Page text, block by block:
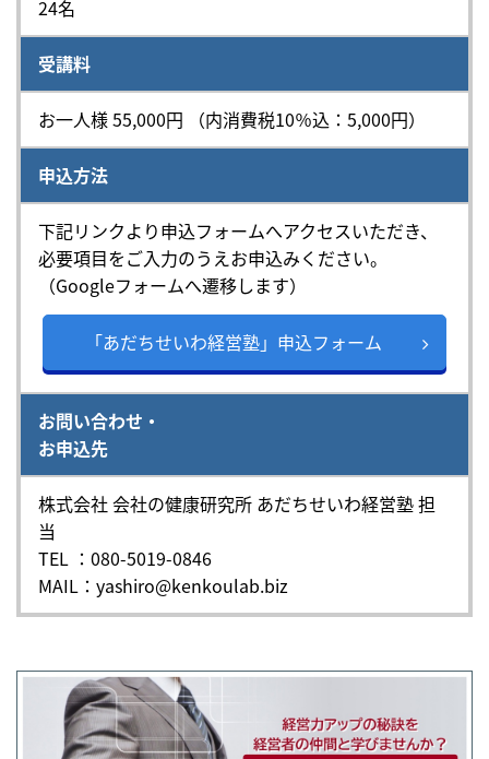
24名
受講料
お一人様 55,000円 （内消費税10％込：5,000円）
申込方法
下記リンクより申込フォームへアクセスいただき、
必要項目をご入力のうえお申込みください。
（Googleフォームへ遷移します）
「あだちせいわ経営塾」申込フォーム
お問い合わせ・
お申込先
株式会社 会社の健康研究所 あだちせいわ経営塾 担
当
TEL ：080-5019-0846
MAIL：yashiro@kenkoulab.biz